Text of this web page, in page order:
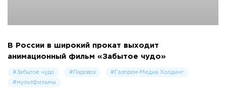
В России в широкий прокат выходит
анимационный фильм «Забытое чудо»
#Забытое чудо #Паровоз
#Газпром-Медиа Холдинг
#мультфильмы